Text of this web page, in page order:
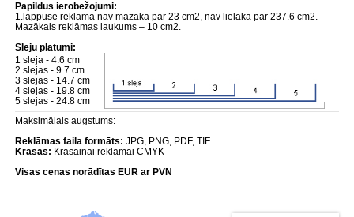
Papildus ierobežojumi:
1.lappusē reklāma nav mazāka par 23 cm2, nav lielāka par 237.6 cm2.
Mazākais reklāmas laukums – 10 cm2.
Sleju platumi:
1 sleja - 4.6 cm
2 slejas - 9.7 cm
3 slejas - 14.7 cm
4 slejas - 19.8 cm
5 slejas - 24.8 cm
Maksimālais augstums:
Reklāmas faila formāts: JPG, PNG, PDF, TIF
Krāsas: Krāsainai reklāmai CMYK
Visas cenas norādītas EUR ar PVN